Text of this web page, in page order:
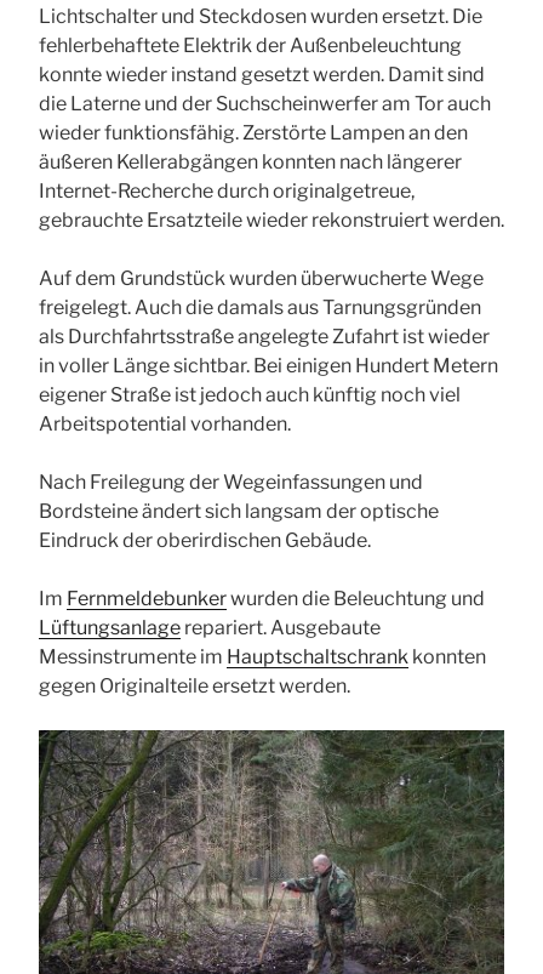
Lichtschalter und Steckdosen wurden ersetzt. Die
fehlerbehaftete Elektrik der Außenbeleuchtung
konnte wieder instand gesetzt werden. Damit sind
die Laterne und der Suchscheinwerfer am Tor auch
wieder funktionsfähig. Zerstörte Lampen an den
äußeren Kellerabgängen konnten nach längerer
Internet-Recherche durch originalgetreue,
gebrauchte Ersatzteile wieder rekonstruiert werden.
Auf dem Grundstück wurden überwucherte Wege
freigelegt. Auch die damals aus Tarnungsgründen
als Durchfahrtsstraße angelegte Zufahrt ist wieder
in voller Länge sichtbar. Bei einigen Hundert Metern
eigener Straße ist jedoch auch künftig noch viel
Arbeitspotential vorhanden.
Nach Freilegung der Wegeinfassungen und
Bordsteine ändert sich langsam der optische
Eindruck der oberirdischen Gebäude.
Im Fernmeldebunkerwurden die Beleuchtung und
Lüftungsanlage repariert. Ausgebaute
Messinstrumente im Hauptschaltschrank konnten
gegen Originalteile ersetzt werden.